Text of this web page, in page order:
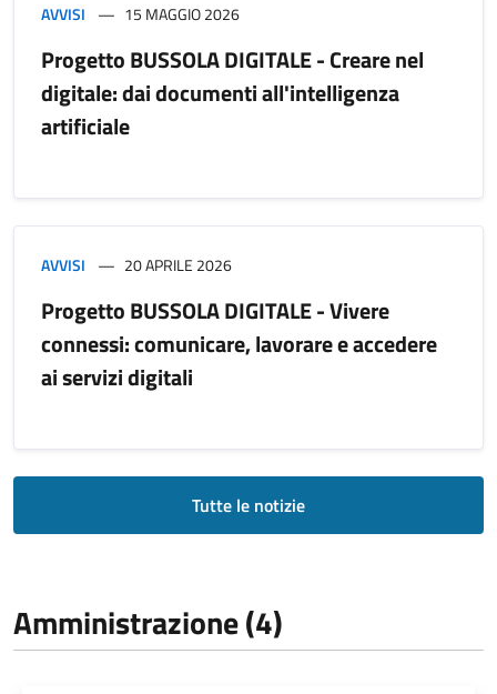
AVVISI 15 MAGGIO 2026
Progetto BUSSOLA DIGITALE - Creare nel
digitale: dai documenti all'intelligenza
artificiale
AVVISI 20 APRILE 2026
Progetto BUSSOLA DIGITALE - Vivere
connessi: comunicare, lavorare e accedere
ai servizi digitali
Tutte le notizie
Amministrazione (4)